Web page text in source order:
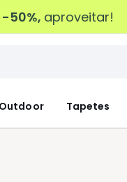
50%, aproveitar!
Outdoor Tapetes